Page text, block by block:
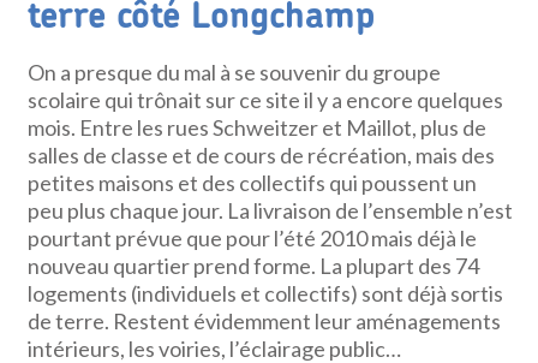
terre côté Longchamp
On a presque du mal à se souvenir du groupe
scolaire qui trônait sur ce site il y a encore quelques
mois. Entre les rues Schweitzer et Maillot, plus de
salles de classe et de cours de récréation, mais des
petites maisons et des collectifs qui poussent un
peu plus chaque jour. La livraison de l’ensemble n’est
pourtant prévue que pour l’été 2010 mais déjà le
nouveau quartier prend forme. La plupart des 74
logements (individuels et collectifs) sont déjà sortis
de terre. Restent évidemment leur aménagements
intérieurs, les voiries, l’éclairage public…